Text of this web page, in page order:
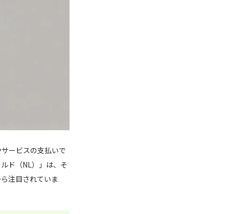
ービスの支払いで
ド（NL）」は、そ
注目されていま